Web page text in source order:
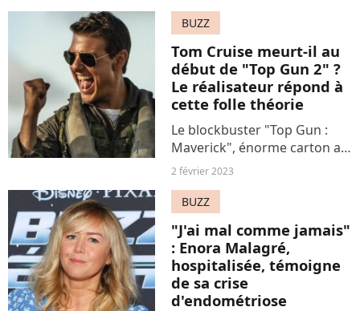
Une "victoire historique"
pour bien des voix
féministes, malgré...
BUZZ
Tom Cruise meurt-il au
début de "Top Gun 2" ?
Le réalisateur répond à
cette folle théorie
Le blockbuster "Top Gun :
Maverick", énorme carton au
box-office mondial, a donné
Mais qu'en pense le
réalisateur Joseph Kosinski ?
2 février 2023
BUZZ
"J'ai mal comme jamais"
: Enora Malagré,
hospitalisée, témoigne
de sa crise
d'endométriose